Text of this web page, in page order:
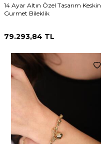
14 Ayar Altın Özel Tasarım Keskin
Gurmet Bileklik
79.293,84 TL